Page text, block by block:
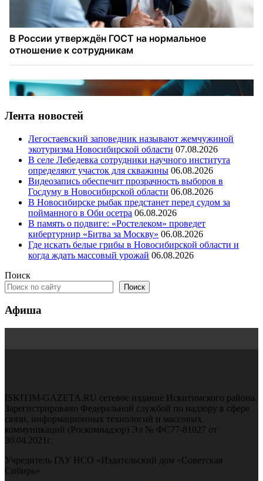
Лента новостей
Легостаевский заповедник называют жемчужиной
экотуризма Новосибирской области 07.08.2026
В селе Лебедевка сотрудники научного института
определяют участок для скважины 06.08.2026
Видеозапись обеспечит прозрачность выборов в
Госдуму в Новосибирской области 06.08.2026
В Новосибирске рыбак предстанет перед судом за
пойманного в Оби осетра 06.08.2026
В память о подвиге: «Ростелеком» проведет
кибертурнир «Битва за Москву» 06.08.2026
Где искать белые грибы в Новосибирской области и
когда ждать массовый урожай 06.08.2026
Поиск
Поиск
Афиша
ISKITIM-GAZETA.RU сетевое издание Искитимского района.
Зарегистрировано Федеральной службой по надзору в сфере
связи, информационных технологий и массовых
коммуникаций (Роскомнадзор) Эл № ФС77-81027 от
30.04.2021г.
Учредитель ГАУ НСО «Издательский дом «Советская
Сибирь»